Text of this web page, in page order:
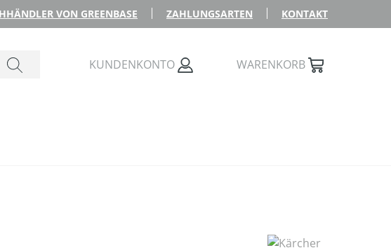
VON GREENBASE ZAHLUNGSARTEN KONTAKT
KUNDENKONTO WARENKORB